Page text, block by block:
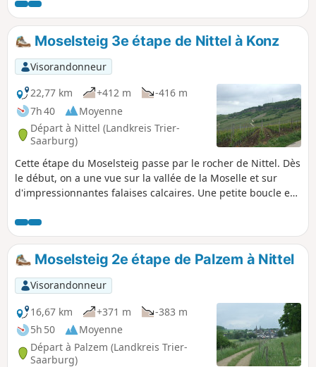
retour par la vallée du Ruisseau Donverbach avec ses
chutes d'eau et la forêt de ravin offre à cette balade de la
diversité.Moselsteig 3e étape de Nittel à Konz
Visorandonneur
22,77 km
+412 m
-416 m
7h 40
Moyenne
Départ à Nittel (Landkreis Trier-
Saarburg)
Cette étape du Moselsteig passe par le rocher de Nittel. Dès
le début, on a une vue sur la vallée de la Moselle et sur
d'impressionnantes falaises calcaires. Une petite boucle est
Wasserliescher Berg. Pendant la période de floraison, on
peut y admirer des plantes rares dans leur environnement
naturel. Des sentiers escarpés à travers la forêt
redescendent le long d'un chemin de croix et mènent
finalement à la ville de Konz en passant par l'embouchure
de la Sarre.
Moselsteig 2e étape de Palzem à Nittel
Visorandonneur
16,67 km
+371 m
-383 m
5h 50
Moyenne
Départ à Palzem (Landkreis Trier-
Saarburg)